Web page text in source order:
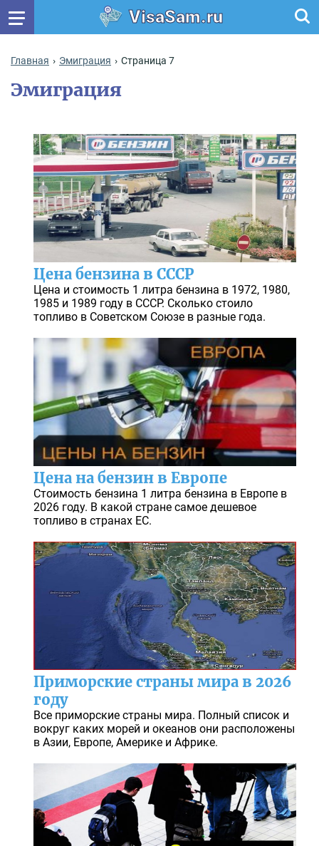
VisaSam.ru
Главная Эмиграция Страница 7
Эмиграция
Цена бензина в СССР
Цена и стоимость 1 литра бензина в 1972, 1980,
1985 и 1989 году в СССР. Сколько стоило
топливо в Советском Союзе в разные года.
Цена на бензин в Европе
Стоимость бензина 1 литра бензина в Европе в
2026 году. В какой стране самое дешевое
топливо в странах ЕС.
Приморские страны мира в 2026
году
Все приморские страны мира. Полный список и
вокруг каких морей и океанов они расположены
в Азии, Европе, Америке и Африке.